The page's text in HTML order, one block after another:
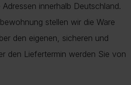
innerhalb Deutschland.
stellen wir die Ware
den eigenen, sicheren und
den Liefertermin werden Sie von